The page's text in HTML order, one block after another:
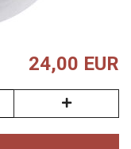
24,00 EUR